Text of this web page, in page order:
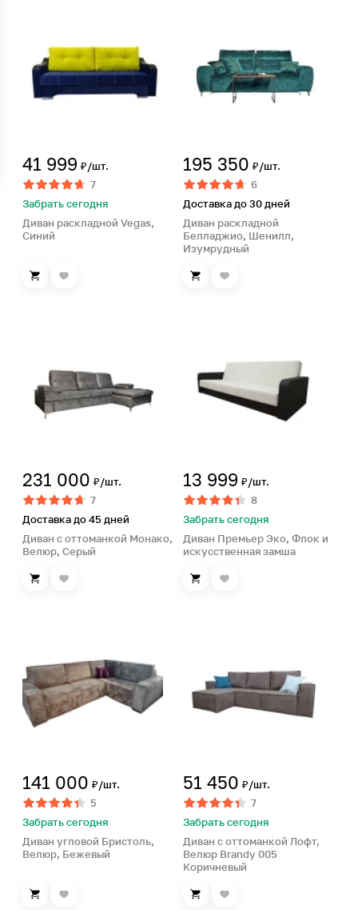
41 999 ₽/шт.
7
Забрать сегодня
Диван раскладной Vegas,
Cиний
195 350 ₽/шт.
6
Доставка до 30 дней
Диван раскладной
Белладжио, Шенилл,
Изумрудный
231 000 ₽/шт.
7
Доставка до 45 дней
Диван с оттоманкой Монако,
Велюр, Серый
13 999 ₽/шт.
8
Забрать сегодня
Диван Премьер Эко, Флок и
искусственная замша
141 000 ₽/шт.
5
Забрать сегодня
Диван угловой Бристоль,
Велюр, Бежевый
51 450 ₽/шт.
7
Забрать сегодня
Диван с оттоманкой Лофт,
Велюр Brandy 005
Коричневый